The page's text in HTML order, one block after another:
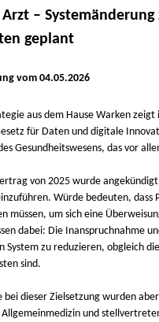
– Systemänderung
geplant
vom 04.05.2026
aus dem Hause Warken
für Daten und digitale
Gesundheitswesens, das vor
von 2025 wurde
Würde bedeuten,
müssen, um sich eine
dabei: Die Inanspruchnahme
System zu reduzieren, obgleich
sind.
bei dieser Zielsetzung wurden
und